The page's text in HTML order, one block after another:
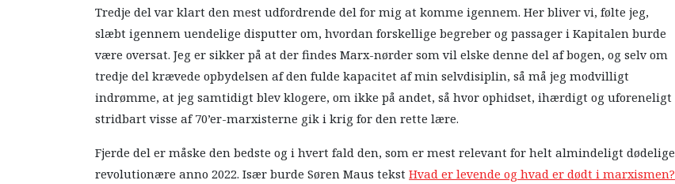
Tredje del var klart den mest udfordrende del for mig at komme igennem. Her bliver vi, følte jeg,
slæbt igennem uendelige disputter om, hvordan forskellige begreber og passager i Kapitalen burde
være oversat. Jeg er sikker på at der findes Marx-nørder som vil elske denne del af bogen, og selv om
tredje del krævede opbydelsen af den fulde kapacitet af min selvdisiplin, så må jeg modvilligt
indrømme, at jeg samtidigt blev klogere, om ikke på andet, så hvor ophidset, ihærdigt og uforeneligt
stridbart visse af 70’er-marxisterne gik i krig for den rette lære.
Fjerde del er måske den bedste og i hvert fald den, som er mest relevant for helt almindeligt dødelige
revolutionære anno 2022. Især burde Søren Maus tekstHvad er levende og hvad er dødt i marxismen?